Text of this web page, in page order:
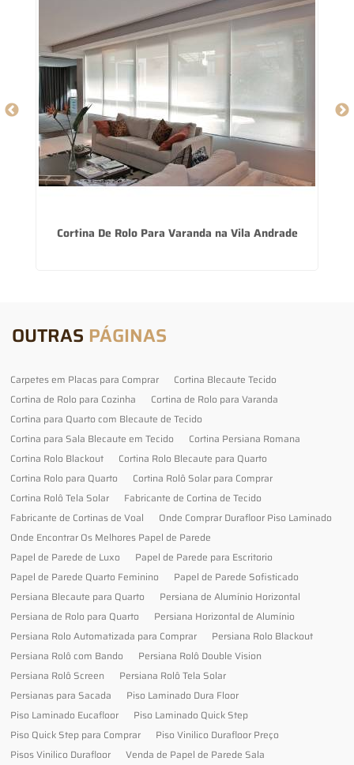
Cortina De Rolo Para Varanda na Vila Andrade
OUTRAS PÁGINAS
Carpetes em Placas para Comprar
Cortina Blecaute Tecido
Cortina de Rolo para Cozinha
Cortina de Rolo para Varanda
Cortina para Quarto com Blecaute de Tecido
Cortina para Sala Blecaute em Tecido
Cortina Persiana Romana
Cortina Rolo Blackout
Cortina Rolo Blecaute para Quarto
Cortina Rolo para Quarto
Cortina Rolô Solar para Comprar
Cortina Rolô Tela Solar
Fabricante de Cortina de Tecido
Fabricante de Cortinas de Voal
Onde Comprar Durafloor Piso Laminado
Onde Encontrar Os Melhores Papel de Parede
Papel de Parede de Luxo
Papel de Parede para Escritorio
Papel de Parede Quarto Feminino
Papel de Parede Sofisticado
Persiana Blecaute para Quarto
Persiana de Alumínio Horizontal
Persiana de Rolo para Quarto
Persiana Horizontal de Alumínio
Persiana Rolo Automatizada para Comprar
Persiana Rolo Blackout
Persiana Rolô com Bando
Persiana Rolô Double Vision
Persiana Rolô Screen
Persiana Rolô Tela Solar
Persianas para Sacada
Piso Laminado Dura Floor
Piso Laminado Eucafloor
Piso Laminado Quick Step
Piso Quick Step para Comprar
Piso Vinilico Durafloor Preço
Pisos Vinilico Durafloor
Venda de Papel de Parede Sala